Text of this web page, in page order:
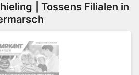
| Tossens Filialen in